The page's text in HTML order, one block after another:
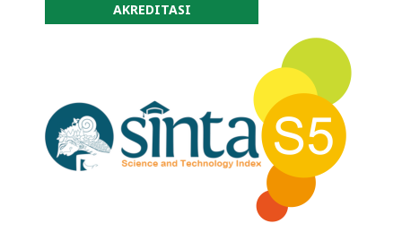
AKREDITASI